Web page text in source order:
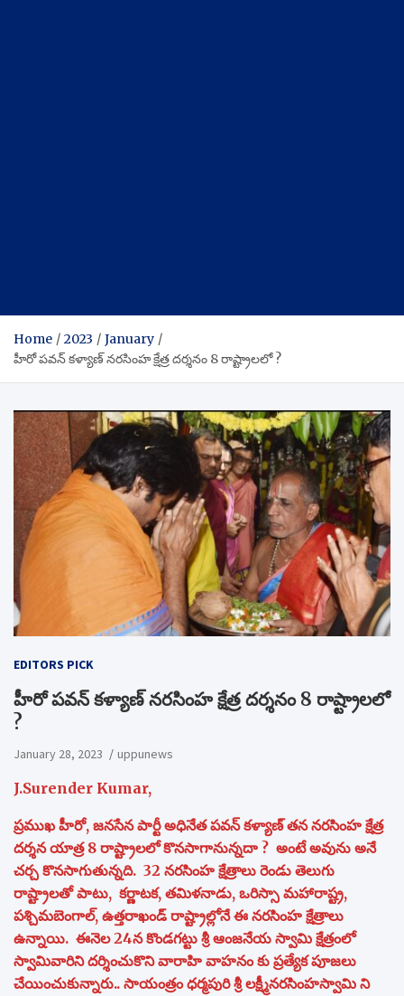
Home 2023
January
హీరో పవన్ కళ్యాణ్ నరసింహ క్షేత్ర దర్శనం 8 రాష్ట్రాలలో ?
EDITORS PICK
హీరో పవన్ కళ్యాణ్ నరసింహ క్షేత్ర దర్శనం 8 రాష్ట్రాలలో
?
January 28, 2023 uppunews
J.Surender Kumar,
ప్రముఖ హీరో, జనసేన పార్టీ అధినేత పవన్ కళ్యాణ్ తన నరసింహ క్షేత్ర
దర్శన యాత్ర 8 రాష్ట్రాలలో కొనసాగానున్నదా ? అంటే అవును అనే
చర్చ కొనసాగుతున్నది. 32 నరసింహ క్షేత్రాలు రెండు తెలుగు
రాష్ట్రాలతో పాటు, కర్ణాటక, తమిళనాడు, ఒరిస్సా మహారాష్ట్ర,
పశ్చిమబెంగాల్, ఉత్తరాఖండ్ రాష్ట్రాల్లోనే ఈ నరసింహ క్షేత్రాలు
ఉన్నాయి. ఈనెల 24న కొండగట్టు శ్రీ ఆంజనేయ స్వామి క్షేత్రంలో
స్వామివారిని దర్శించుకొని వారాహి వాహనం కు ప్రత్యేక పూజలు
చేయించుకున్నారు.. సాయంత్రం ధర్మపురి శ్రీ లక్ష్మీనరసింహస్వామి ని